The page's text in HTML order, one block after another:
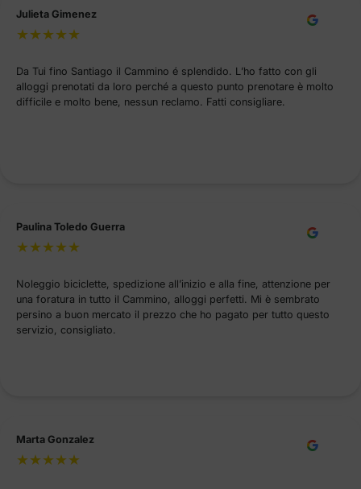
Julieta Gimenez
Da Tui fino Santiago il Cammino é splendido. L’ho fatto con gli
alloggi prenotati da loro perché a questo punto prenotare è molto
difficile e molto bene, nessun reclamo. Fatti consigliare.
Paulina Toledo Guerra
Noleggio biciclette, spedizione all’inizio e alla fine, attenzione per
una foratura in tutto il Cammino, alloggi perfetti. Mi è sembrato
persino a buon mercato il prezzo che ho pagato per tutto questo
servizio, consigliato.
Marta Gonzalez